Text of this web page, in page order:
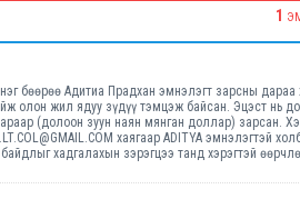
1
бөөрөө Адитиа Прадхан эмнэлэгт зарсны дараа
олон жил ядуу зүдүү тэмцэж байсан. Эцэст нь
(долоон зуун наян мянган доллар) зарсан.
хаягаар ADITYA эмнэлэгтэй
хадгалахын зэрэгцээ танд хэрэгтэй